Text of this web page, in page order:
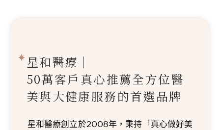
星和醫療｜
50萬客戶真心推薦全方位醫
美與大健康服務的首選品牌
星和醫療創立於2008年，秉持「真心做好美